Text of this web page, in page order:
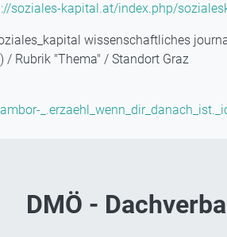
soziales-kapital.at/index.php/
wissenschaftliches
/ Rubrik "Thema" / Standort Graz
DMÖ -